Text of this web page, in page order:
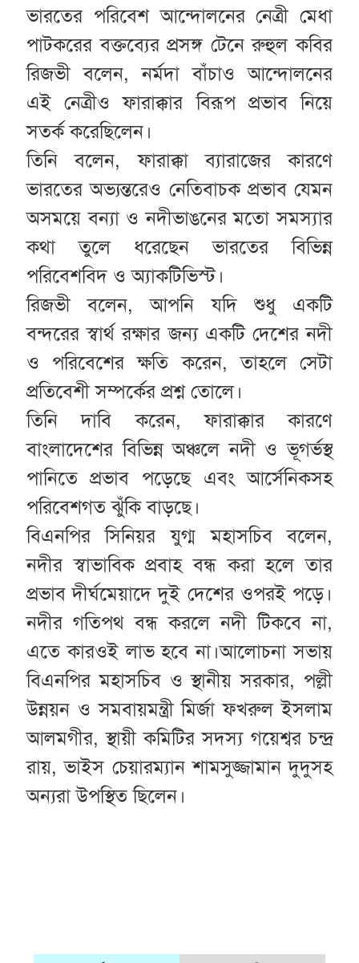
ভারতের পরিবেশ আন্দোলনের নেত্রী মেধা
পাটকরের বক্তব্যের প্রসঙ্গ টেনে রুহুল কবির
রিজভী বলেন, নর্মদা বাঁচাও আন্দোলনের
এই নেত্রীও ফারাক্কার বিরূপ প্রভাব নিয়ে
সতর্ক করেছিলেন।
তিনি বলেন, ফারাক্কা ব্যারাজের কারণে
ভারতের অভ্যন্তরেও নেতিবাচক প্রভাব যেমন
অসময়ে বন্যা ও নদীভাঙনের মতো সমস্যার
কথা তুলে ধরেছেন ভারতের বিভিন্ন
পরিবেশবিদ ও অ্যাকটিভিস্ট।
রিজভী বলেন, আপনি যদি শুধু একটি
বন্দরের স্বার্থ রক্ষার জন্য একটি দেশের নদী
ও পরিবেশের ক্ষতি করেন, তাহলে সেটা
প্রতিবেশী সম্পর্কের প্রশ্ন তোলে।
তিনি দাবি করেন, ফারাক্কার কারণে
বাংলাদেশের বিভিন্ন অঞ্চলে নদী ও ভূগর্ভস্থ
পানিতে প্রভাব পড়েছে এবং আর্সেনিকসহ
পরিবেশগত ঝুঁকি বাড়ছে।
বিএনপির সিনিয়র যুগ্ম মহাসচিব বলেন,
নদীর স্বাভাবিক প্রবাহ বন্ধ করা হলে তার
প্রভাব দীর্ঘমেয়াদে দুই দেশের ওপরই পড়ে।
নদীর গতিপথ বন্ধ করলে নদী টিকবে না,
এতে কারওই লাভ হবে না।আলোচনা সভায়
বিএনপির মহাসচিব ও স্থানীয় সরকার, পল্লী
উন্নয়ন ও সমবায়মন্ত্রী মির্জা ফখরুল ইসলাম
আলমগীর, স্থায়ী কমিটির সদস্য গয়েশ্বর চন্দ্র
রায়, ভাইস চেয়ারম্যান শামসুজ্জামান দুদুসহ
অন্যরা উপস্থিত ছিলেন।